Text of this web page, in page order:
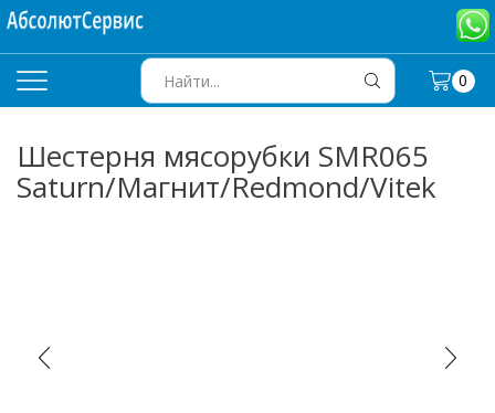
INPUT
0
Шестерня мясорубки SMR065
Saturn/Магнит/Redmond/Vitek